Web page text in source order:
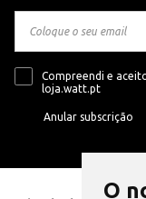
O
Compreendi e
loja.watt.pt
Anular subscrição